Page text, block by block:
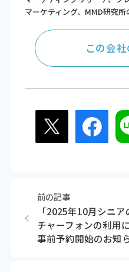
マーケティング、MMD研究所
この会
前の記事
「2025年10月シニ
チャーフォンの利用
事前予約開始のお知